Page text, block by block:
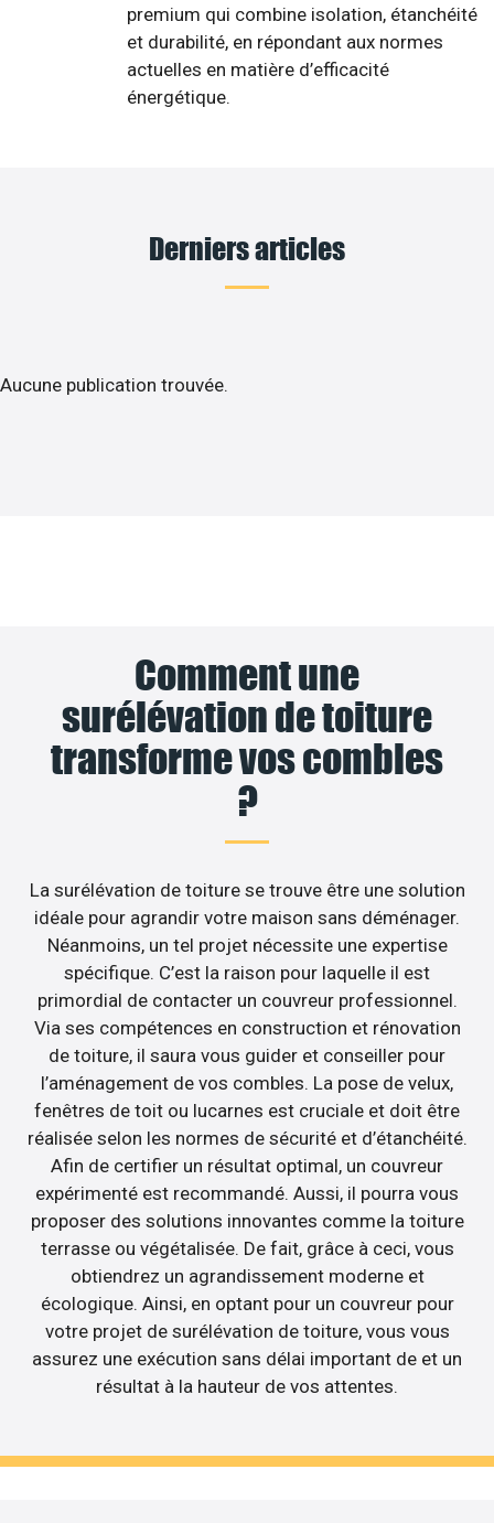
premium qui combine isolation, étanchéité
et durabilité, en répondant aux normes
actuelles en matière d’efficacité
énergétique.
Derniers articles
Aucune publication trouvée.
Comment une
surélévation de toiture
transforme vos combles
?
La surélévation de toiture se trouve être une solution
idéale pour agrandir votre maison sans déménager.
Néanmoins, un tel projet nécessite une expertise
spécifique. C’est la raison pour laquelle il est
primordial de contacter un couvreur professionnel.
Via ses compétences en construction et rénovation
de toiture, il saura vous guider et conseiller pour
l’aménagement de vos combles. La pose de velux,
fenêtres de toit ou lucarnes est cruciale et doit être
réalisée selon les normes de sécurité et d’étanchéité.
Afin de certifier un résultat optimal, un couvreur
expérimenté est recommandé. Aussi, il pourra vous
proposer des solutions innovantes comme la toiture
terrasse ou végétalisée. De fait, grâce à ceci, vous
obtiendrez un agrandissement moderne et
écologique. Ainsi, en optant pour un couvreur pour
votre projet de surélévation de toiture, vous vous
assurez une exécution sans délai important de et un
résultat à la hauteur de vos attentes.